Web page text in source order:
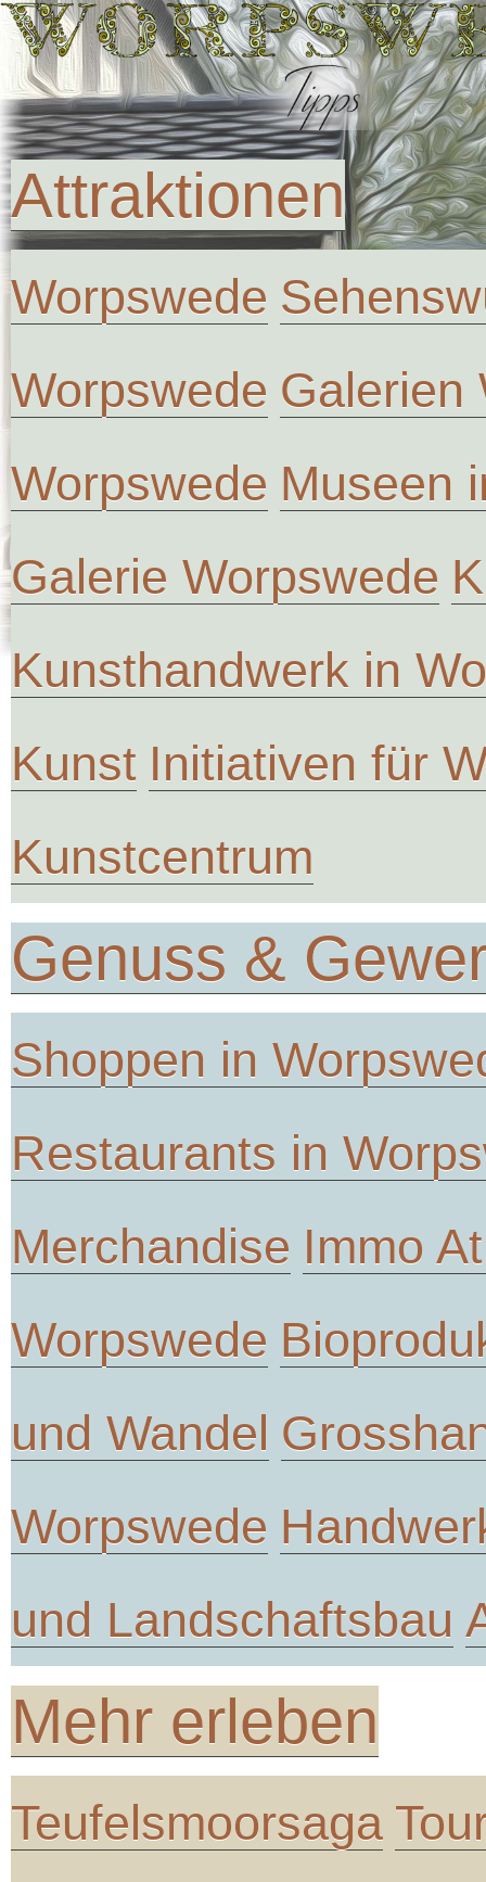
Attraktionen
Worpswede
Worpswede Galerien
Worpswede Museen
Galerie Worpswede
Kunsthandwerk in
Kunst Initiativen für
Kunstcentrum
Genuss &
Shoppen in
Restaurants in
Merchandise Immo
Worpswede
und Wandel
Worpswede
und Landschaftsbau
Mehr erleben
Teufelsmoorsaga